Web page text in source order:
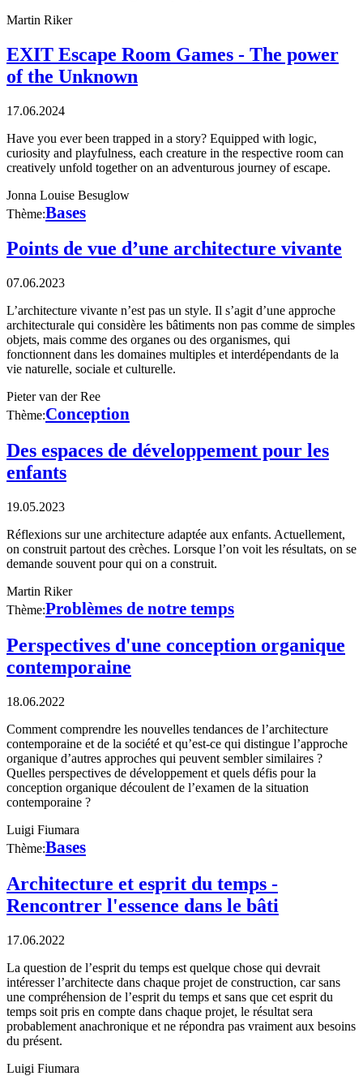
Martin Riker
EXIT Escape Room Games - The power
of the Unknown
17.06.2024
Have you ever been trapped in a story? Equipped with logic,
curiosity and playfulness, each creature in the respective room can
creatively unfold together on an adventurous journey of escape.
Jonna Louise Besuglow
Thème:Bases
Points de vue d’une architecture vivante
07.06.2023
L’architecture vivante n’est pas un style. Il s’agit d’une approche
architecturale qui considère les bâtiments non pas comme de simples
objets, mais comme des organes ou des organismes, qui
fonctionnent dans les domaines multiples et interdépendants de la
vie naturelle, sociale et culturelle.
Pieter van der Ree
Thème:Conception
Des espaces de développement pour les
enfants
19.05.2023
Réflexions sur une architecture adaptée aux enfants. Actuellement,
on construit partout des crèches. Lorsque l’on voit les résultats, on se
demande souvent pour qui on a construit.
Martin Riker
Thème:Problèmes de notre temps
Perspectives d'une conception organique
contemporaine
18.06.2022
Comment comprendre les nouvelles tendances de l’architecture
contemporaine et de la société et qu’est-ce qui distingue l’approche
organique d’autres approches qui peuvent sembler similaires ?
Quelles perspectives de développement et quels défis pour la
conception organique découlent de l’examen de la situation
contemporaine ?
Luigi Fiumara
Thème:Bases
Architecture et esprit du temps -
Rencontrer l'essence dans le bâti
17.06.2022
La question de l’esprit du temps est quelque chose qui devrait
intéresser l’architecte dans chaque projet de construction, car sans
une compréhension de l’esprit du temps et sans que cet esprit du
temps soit pris en compte dans chaque projet, le résultat sera
probablement anachronique et ne répondra pas vraiment aux besoins
du présent.
Luigi Fiumara